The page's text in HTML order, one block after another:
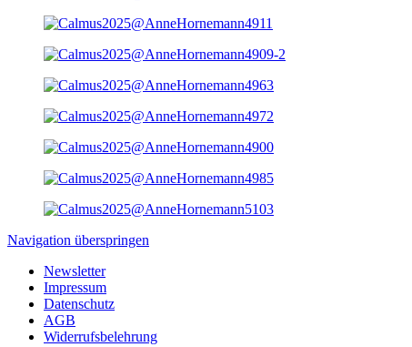
Navigation überspringen
Newsletter
Impressum
Datenschutz
AGB
Widerrufsbelehrung